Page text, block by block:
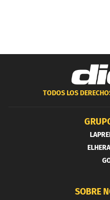
TODOS LOS
SOBRE